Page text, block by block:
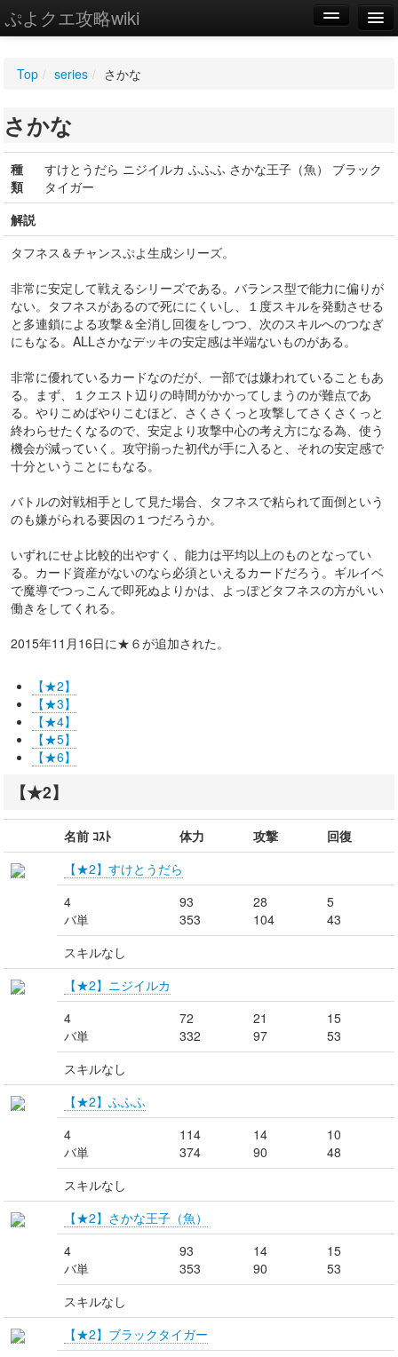
ぷよクエ攻略wiki
WIKI
設定
Top / series / さかな
さかな
種
類
すけとうだら ニジイルカ ふふふ さかな王子（魚） ブラック
タイガー
解説
タフネス＆チャンスぷよ生成シリーズ。
非常に安定して戦えるシリーズである。バランス型で能力に偏りが
ない。タフネスがあるので死ににくいし、１度スキルを発動させる
と多連鎖による攻撃＆全消し回復をしつつ、次のスキルへのつなぎ
にもなる。ALLさかなデッキの安定感は半端ないものがある。
非常に優れているカードなのだが、一部では嫌われていることもあ
る。まず、１クエスト辺りの時間がかかってしまうのが難点であ
る。やりこめばやりこむほど、さくさくっと攻撃してさくさくっと
終わらせたくなるので、安定より攻撃中心の考え方になる為、使う
機会が減っていく。攻守揃った初代が手に入ると、それの安定感で
十分ということにもなる。
バトルの対戦相手として見た場合、タフネスで粘られて面倒という
のも嫌がられる要因の１つだろうか。
いずれにせよ比較的出やすく、能力は平均以上のものとなってい
る。カード資産がないのなら必須といえるカードだろう。ギルイベ
で魔導でつっこんで即死ぬよりかは、よっぽどタフネスの方がいい
働きをしてくれる。
2015年11月16日に★６が追加された。
【★2】
【★3】
【★4】
【★5】
【★6】
【★2】
名前 ｺｽﾄ 体力 攻撃
回復
【★2】すけとうだら
4
バ単
93
353
28
104
5
43
スキルなし
【★2】ニジイルカ
4
バ単
72
332
21
97
15
53
スキルなし
【★2】ふふふ
4
バ単
114
374
14
90
10
48
スキルなし
【★2】さかな王子（魚）
4
バ単
93
353
14
90
15
53
スキルなし
【★2】ブラックタイガー